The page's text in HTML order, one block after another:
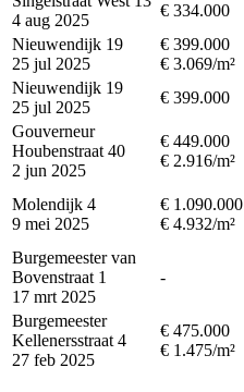
4 aug 2025
€ 334.000
Nieuwendijk 19
25 jul 2025
€ 399.000
€ 3.069/m²
Nieuwendijk 19
25 jul 2025
€ 399.000
Gouverneur
Houbenstraat 40
2 jun 2025
€ 449.000
€ 2.916/m²
Molendijk 4
9 mei 2025
€ 1.090.000
€ 4.932/m²
Burgemeester van
Bovenstraat 1
17 mrt 2025
-
Burgemeester
Kellenersstraat 4
27 feb 2025
€ 475.000
€ 1.475/m²